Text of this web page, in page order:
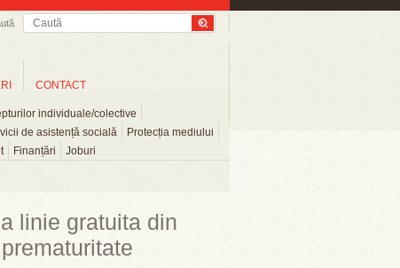
individuale/colective
de asistență socială
Protecția mediului
Finanțări Joburi
CONTACT
linie gratuita din